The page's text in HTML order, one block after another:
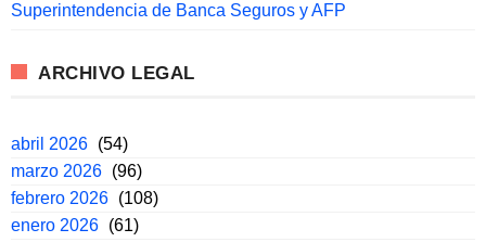
Superintendencia de Banca Seguros y AFP
ARCHIVO LEGAL
abril 2026 (54)
marzo 2026 (96)
febrero 2026 (108)
enero 2026 (61)